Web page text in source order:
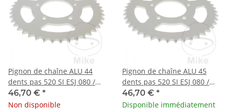
Pignon de chaîne ALU 44
dents pas 520 SI ESJ 080 /
100
46,70 € *
Non disponible
Pignon de chaîne ALU 45
dents pas 520 SI ESJ 080 /
100
46,70 € *
Disponible immédiatement